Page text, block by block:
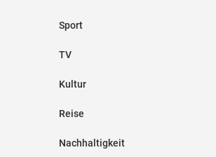
Sport
TV
Kultur
Reise
Nachhaltigkeit